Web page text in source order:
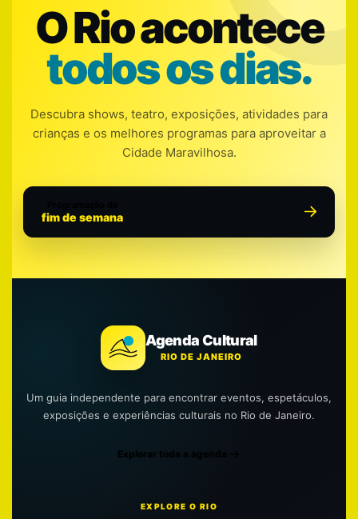
O Rio acontece
todos os dias.
Descubra shows, teatro, exposições, atividades para
crianças e os melhores programas para aproveitar a
Cidade Maravilhosa.
fim de semana
Agenda Cultural
RIO DE JANEIRO
Um guia independente para encontrar eventos, espetáculos,
exposições e experiências culturais no Rio de Janeiro.
Explorar toda a agenda
EXPLORE O RIO